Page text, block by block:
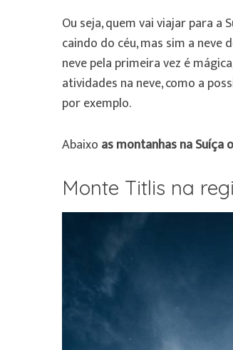
Ou seja, quem vai viajar para a
caindo do céu, mas sim a neve
neve pela primeira vez é
atividades na neve, como a
por exemplo.
Abaixo as montanhas na Suíça
Monte Titlis na